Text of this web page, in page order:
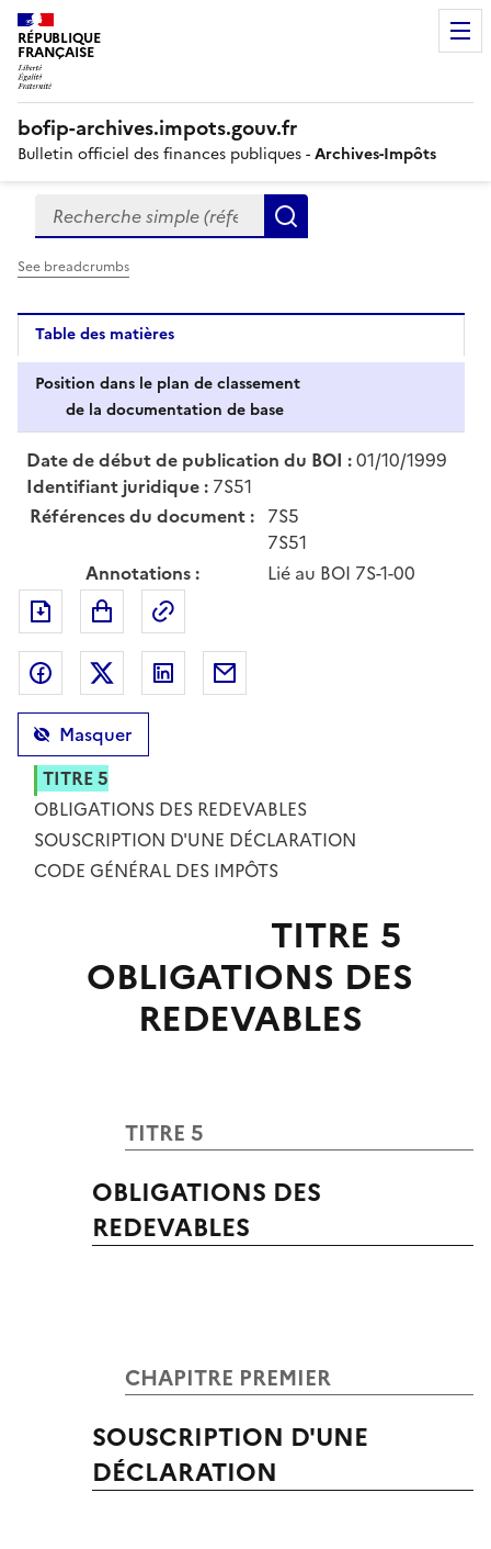
RÉPUBLIQUE
FRANÇAISE
bofip-archives.impots.gouv.fr
Bulletin officiel des finances publiques -Archives-Impôts
Formulaire
de
recherche
Recherche simple (références, mots clés, partie du
See breadcrumbs
Table des matières
Position dans le plan de classement
de la documentation de base
Date de début de publication du BOI :01/10/1999
Identifiant juridique : 7S51
Références du document : 7S5
7S51
Annotations :
Lié au BOI 7S-1-00
Exporter le document au format pdf
Partager sur Facebook
Partager sur Twitter
Partager sur LinkedIn
Masquer
TITRE 5
OBLIGATIONS DES REDEVABLES
CHAPITRE PREMIER
SOUSCRIPTION D'UNE DÉCLARATION
TEXTE
CODE GÉNÉRAL DES IMPÔTS
TITRE 5
OBLIGATIONS DES
REDEVABLES
TITRE 5
OBLIGATIONS DES
REDEVABLES
CHAPITRE PREMIER
SOUSCRIPTION D'UNE
DÉCLARATION